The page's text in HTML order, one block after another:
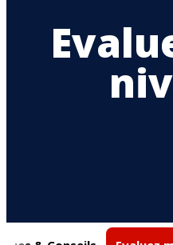
Cours privés
Compétition
Activités ludiques